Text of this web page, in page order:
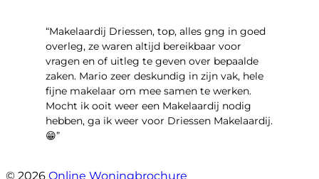
“Makelaardij Driessen, top, alles gng in goed
overleg, ze waren altijd bereikbaar voor
vragen en of uitleg te geven over bepaalde
zaken. Mario zeer deskundig in zijn vak, hele
fijne makelaar om mee samen te werken.
Mocht ik ooit weer een Makelaardij nodig
hebben, ga ik weer voor Driessen Makelaardij.
😁”
© 2026 Online Woningbrochure